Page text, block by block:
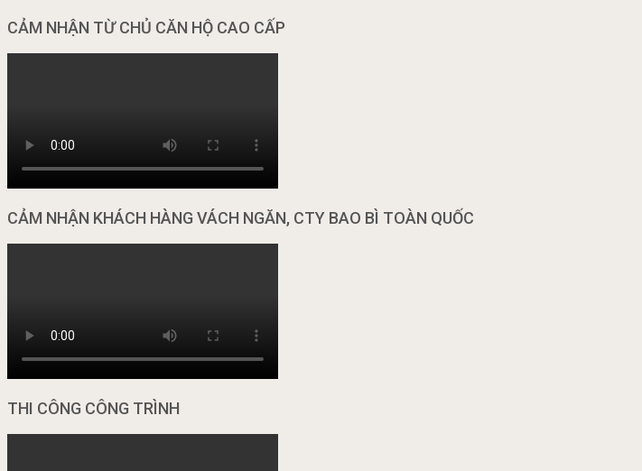
CẢM NHẬN TỪ CHỦ CĂN HỘ CAO CẤP
CẢM NHẬN KHÁCH HÀNG VÁCH NGĂN, CTY BAO BÌ TOÀN QUỐC
THI CÔNG CÔNG TRÌNH